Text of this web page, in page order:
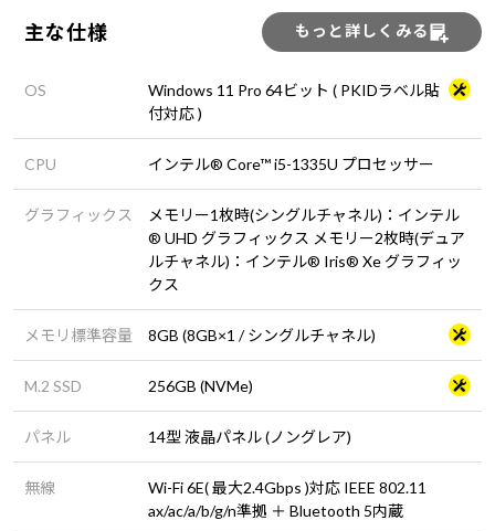
主な仕様 もっと詳しくみる
OS
Windows 11 Pro 64ビット ( PKIDラベル貼
付対応 )
CPU インテル® Core™ i5-1335U プロセッサー
グラフィックス
メモリー1枚時(シングルチャネル)：インテル
® UHD グラフィックス メモリー2枚時(デュア
ルチャネル)：インテル® Iris® Xe グラフィッ
クス
メモリ標準容量 8GB (8GB×1 / シングルチャネル)
M.2 SSD 256GB (NVMe)
パネル 14型 液晶パネル (ノングレア)
無線
Wi-Fi 6E( 最大2.4Gbps )対応 IEEE 802.11
ax/ac/a/b/g/n準拠 ＋ Bluetooth 5内蔵